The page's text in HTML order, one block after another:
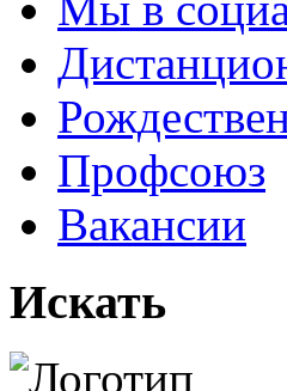
Профсоюз
Вакансии
Искать